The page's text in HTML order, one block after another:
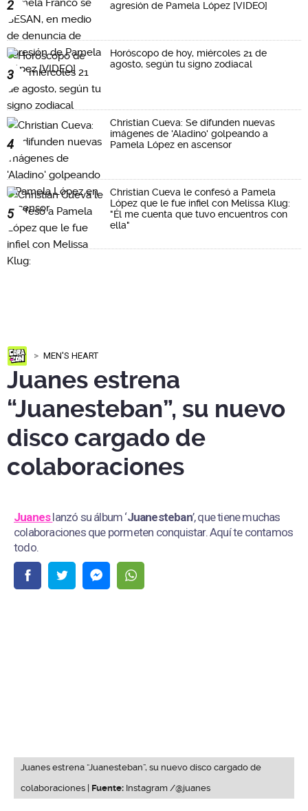
2
agresión de Pamela López [VIDEO]
3
Horóscopo de hoy, miércoles 21 de
agosto, según tu signo zodiacal
4
Christian Cueva: Se difunden nuevas
imágenes de 'Aladino' golpeando a
Pamela López en ascensor
5
Christian Cueva le confesó a Pamela
López que le fue infiel con Melissa Klug:
"Él me cuenta que tuvo encuentros con
ella"
MEN'S HEART
Juanes estrena
“Juanesteban”, su nuevo
disco cargado de
colaboraciones
Juaneslanzó su álbum ‘Juanesteban’, que tiene muchas
colaboraciones que pormeten conquistar. Aquí te contamos
todo.
Juanes estrena “Juanesteban”, su nuevo disco cargado de
colaboraciones | Fuente: Instagram /@juanes